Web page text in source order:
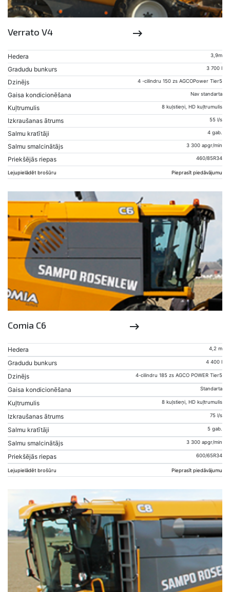
Verrato V4 keyboard_backspace
Hedera 3,9m
Gradudu bunkurs 3 700 l
Dzinējs 4 -cilindru 150 zs AGCOPower Tier5
Gaisa kondicionēšana Nav standarta
Kuļtrumulis 8 kuļstieņi, HD kuļtrumulis
Izkraušanas ātrums 55 l/s
Salmu kratītāji 4 gab.
Salmu smalcinātājs 3 300 apgr/min
Priekšējās riepas 460/85R34
Lejupielādēt brošūru Pieprasīt piedāvājumu
Comia C6 keyboard_backspace
Hedera 4,2 m
Gradudu bunkurs 4 400 l
Dzinējs 4-cilindru 185 zs AGCO POWER Tier5
Gaisa kondicionēšana Standarta
Kuļtrumulis 8 kuļstieņi, HD kuļtrumulis
Izkraušanas ātrums 75 l/s
Salmu kratītāji 5 gab.
Salmu smalcinātājs 3 300 apgr/min
Priekšējās riepas 600/65R34
Lejupielādēt brošūru Pieprasīt piedāvājumu